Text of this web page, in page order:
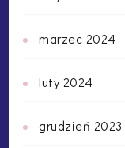
marzec 2024
luty 2024
grudzień 2023